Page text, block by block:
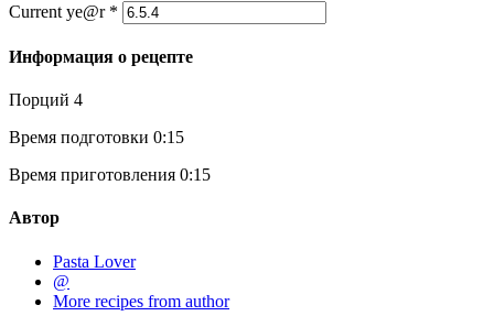
Current ye@r *
Информация о рецепте
Порций 4
Время подготовки 0:15
Время приготовления 0:15
Автор
Pasta Lover
@
More recipes from author